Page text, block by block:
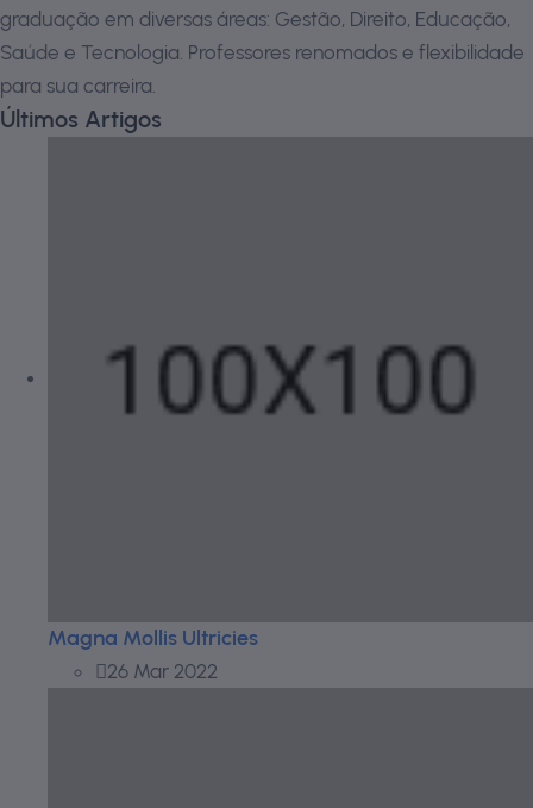
graduação em diversas áreas: Gestão, Direito, Educação,
Saúde e Tecnologia. Professores renomados e flexibilidade
para sua carreira.
Últimos Artigos
Magna Mollis Ultricies
26 Mar 2022